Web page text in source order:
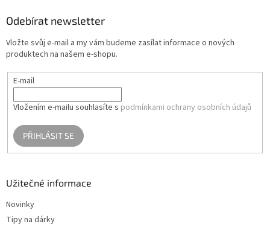
Odebírat newsletter
Vložte svůj e-mail a my vám budeme zasílat informace o nových
produktech na našem e-shopu.
E-mail
Vložením e-mailu souhlasíte s podmínkami ochrany osobních údajů
PŘIHLÁSIT SE
Užitečné informace
Novinky
Tipy na dárky